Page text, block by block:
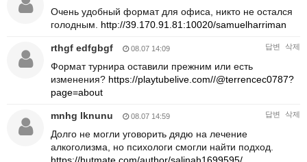
Очень удобный формат для офиса, никто не остался
голодным. http://39.170.91.81:10020/samuelharriman
rthgf edfgbgf 08.07 14:09 답변 삭제
Формат турнира оставили прежним или есть
изменения? https://playtubelive.com//@terrencec0787?
page=about
mnhg lknunu 08.07 14:59 답변 삭제
Долго не могли уговорить дядю на лечение
алкоголизма, но психологи смогли найти подход.